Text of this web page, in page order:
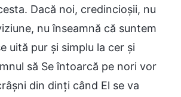
Dacă noi, credincioşii, nu
nu înseamnă că suntem
uită pur şi simplu la cer şi
să Se întoarcă pe nori vor
din dinţi când El se va